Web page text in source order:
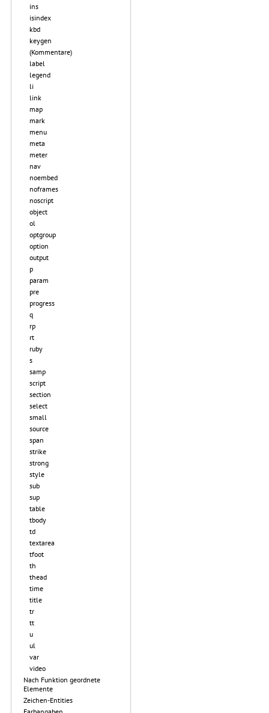
ins
isindex
kbd
keygen
(Kommentare)
label
legend
li
link
map
mark
menu
meta
meter
nav
noembed
noframes
noscript
object
ol
optgroup
option
output
p
param
pre
progress
q
rp
rt
ruby
s
samp
script
section
select
small
source
span
strike
strong
style
sub
sup
table
tbody
td
textarea
tfoot
th
thead
time
title
tr
tt
u
ul
var
video
Nach Funktion geordnete
Elemente
Zeichen-Entities